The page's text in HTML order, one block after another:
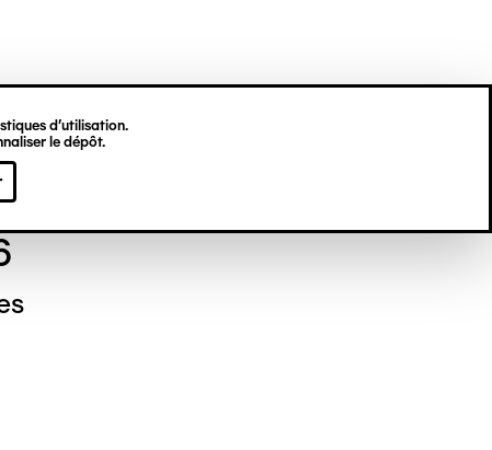
d’utilisation.
le dépôt.
NEDJAR